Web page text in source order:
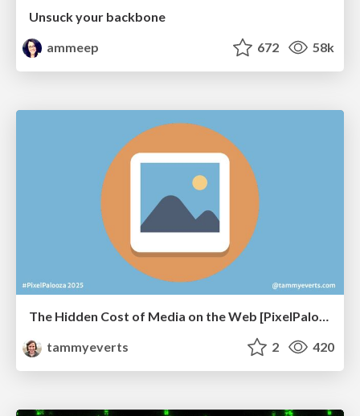
Unsuck your backbone
ammeep
672 58k
The Hidden Cost of Media on the Web [PixelPalooza 2025]
tammyeverts
2 420